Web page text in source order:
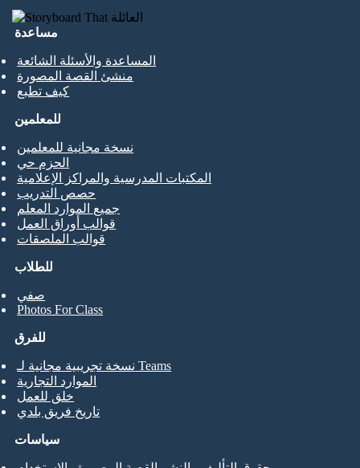
مساعدة
المساعدة والأسئلة الشائعة
منشئ القصة المصورة
كيف تطبع
للطلاب
صفي
Photos For Class
للمعلمين
نسخة مجانية للمعلمين
الحزم حي
المكتبات المدرسية والمراكز الإعلامية
حصص التدريب
جميع الموارد المعلم
قوالب أوراق العمل
قوالب الملصقات
للفرق
نسخة تجريبية مجانية لـ Teams
الموارد التجارية
خلق للعمل
تاريخ فريق بلدي
سياسات